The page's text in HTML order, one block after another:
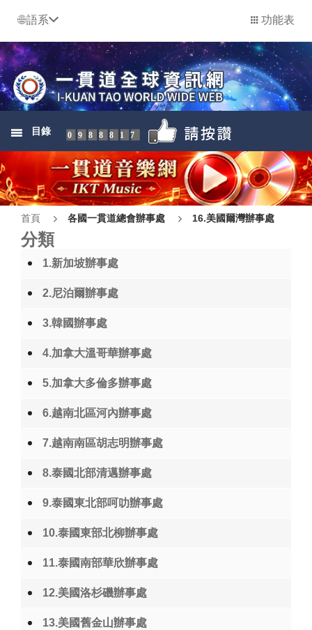
語系 功能表
目錄 0988817
首頁 各國一貫道總會辦事處 16.美國爾灣辦事處
分類
1.新加坡辦事處
2.尼泊爾辦事處
3.韓國辦事處
4.加拿大溫哥華辦事處
5.加拿大多倫多辦事處
6.越南北區河內辦事處
7.越南南區胡志明辦事處
8.泰國北部清邁辦事處
9.泰國東北部呵叻辦事處
10.泰國東部北柳辦事處
11.泰國南部華欣辦事處
12.美國洛杉磯辦事處
13.美國舊金山辦事處